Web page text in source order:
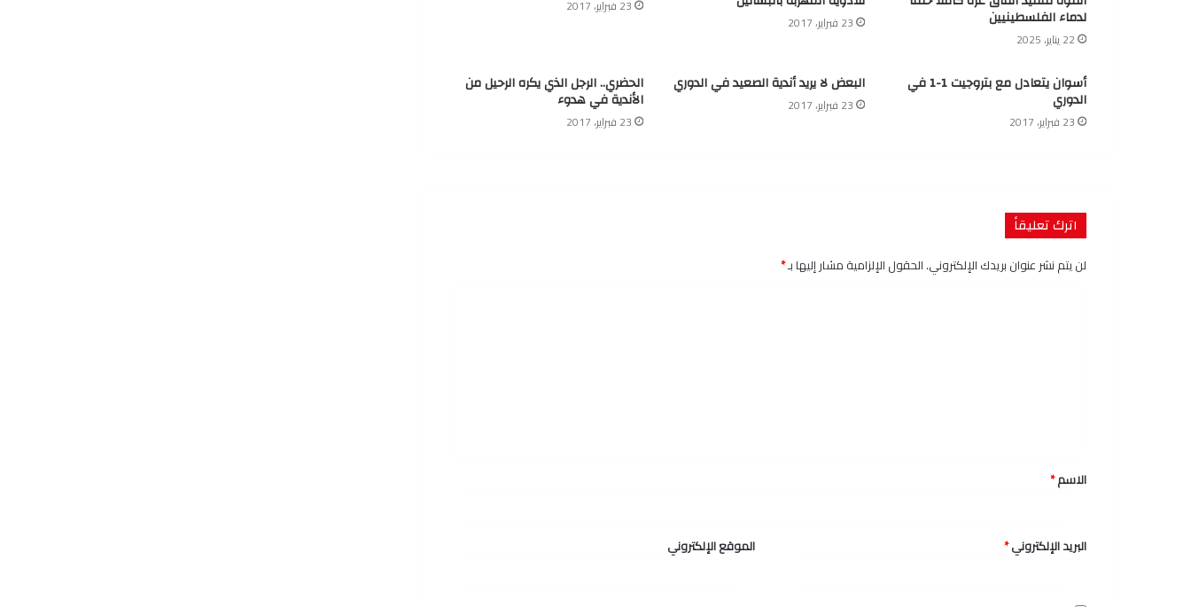
لدماء الفلسطينيين
22 يناير، 2025
23 فبراير، 2017
23 فبراير، 2017
أسوان يتعادل مع بتروجيت 1-1 في
الدوري
23 فبراير، 2017
البعض لا يريد أندية الصعيد في الدوري
23 فبراير، 2017
الحضري.. الرجل الذي يكره الرحيل من
الأندية في هدوء
23 فبراير، 2017
اترك تعليقاً
لن يتم نشر عنوان بريدك الإلكتروني.الحقول الإلزامية مشار إليها بـ*
*
الاسم*
البريد الإلكتروني* الموقع الإلكتروني